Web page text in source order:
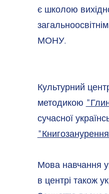
є школою
МОНУ.
Культурний
методикою
сучасної
Мова навчання
в центрі також